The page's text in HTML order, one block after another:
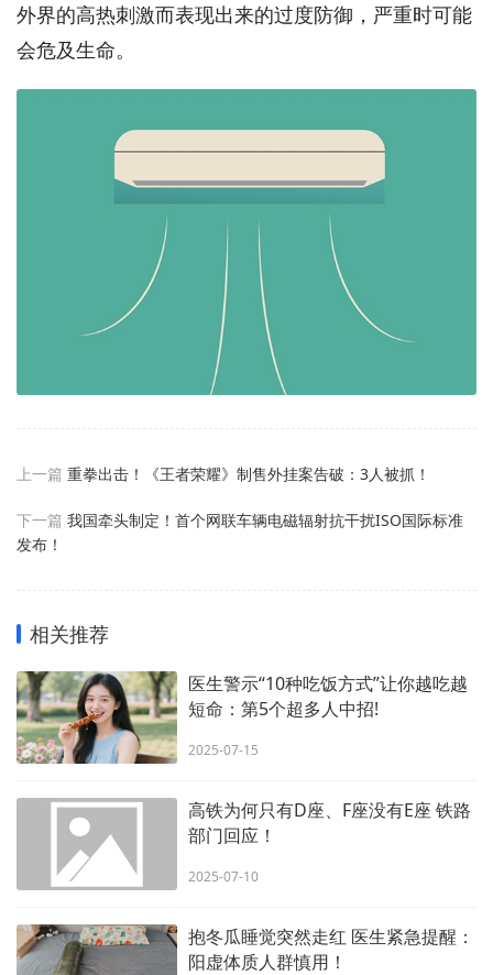
外界的高热刺激而表现出来的过度防御，严重时可能
会危及生命。
上一篇 重拳出击！《王者荣耀》制售外挂案告破：3人被抓！
下一篇 我国牵头制定！首个网联车辆电磁辐射抗干扰ISO国际标准
发布！
相关推荐
医生警示“10种吃饭方式”让你越吃越
短命：第5个超多人中招!
2025-07-15
高铁为何只有D座、F座没有E座 铁路
部门回应！
2025-07-10
抱冬瓜睡觉突然走红 医生紧急提醒：
阳虚体质人群慎用！